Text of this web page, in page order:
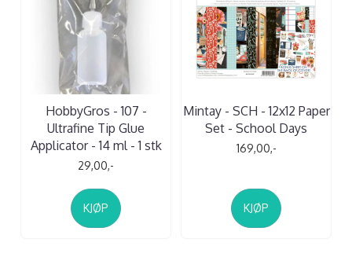
HobbyGros - 107 -
Ultrafine Tip Glue
Applicator - 14 ml - 1 stk
29,00,-
KJØP
Mintay - SCH - 12x12 Paper
Set - School Days
169,00,-
KJØP